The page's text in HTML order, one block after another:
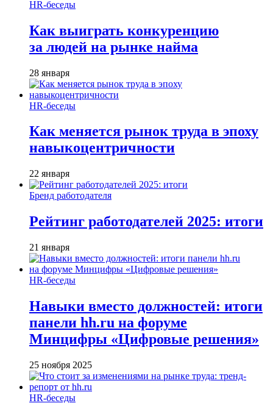
HR-беседы
Как выиграть конкуренцию
за людей на рынке найма
28 января
HR-беседы
Как меняется рынок труда в эпоху
навыкоцентричности
22 января
Бренд работодателя
Рейтинг работодателей 2025: итоги
21 января
HR-беседы
Навыки вместо должностей: итоги
панели hh.ru на форуме
Минцифры «Цифровые решения»
25 ноября 2025
HR-беседы